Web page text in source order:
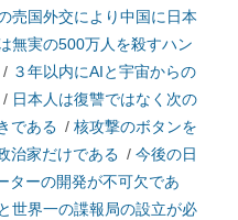
売国外交により中国に日本
無実の500万人を殺すハン
/ ３年以内にAIと宇宙からの
/ 日本人は復讐ではなく次の
である / 核攻撃のボタンを
治家だけである / 今後の日
ターの開発が不可欠であ
世界一の諜報局の設立が必